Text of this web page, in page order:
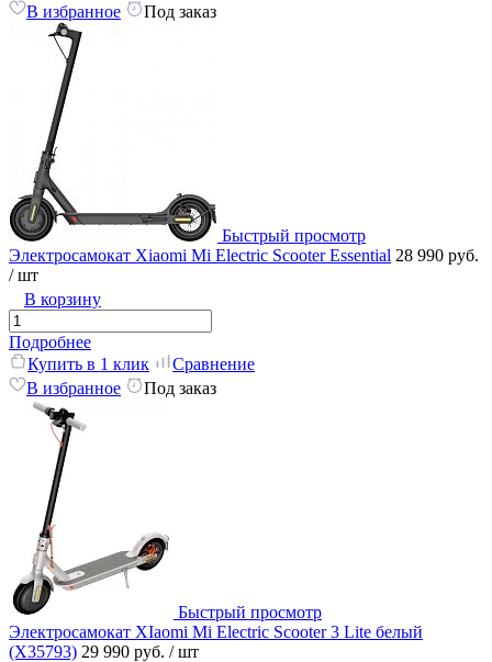
В избранное
Под заказ
Быстрый просмотр
Электросамокат Xiaomi Mi Electric Scooter Essential 28 990 руб.
/ шт
В корзину
Подробнее
Купить в 1 клик
Сравнение
В избранное
Под заказ
Быстрый просмотр
Электросамокат XIaomi Mi Electric Scooter 3 Lite белый
(X35793) 29 990 руб. / шт